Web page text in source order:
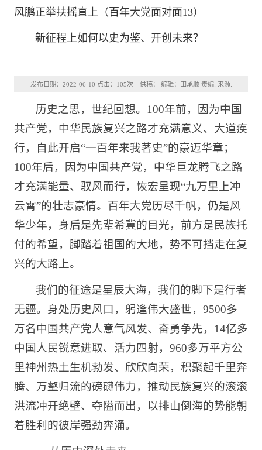
风鹏正举扶摇直上（百年大党面对面13）
——新征程上如何以史为鉴、开创未来？
发布日期：2022-06-10 点击： 105次 供稿： 编辑：田承顺 责编: 来源:
历史之思，世纪回想。100年前，因为中国
共产党，中华民族复兴之路才充满意义、大道疾
行，自此开启“一百年来我著史”的豪迈华章；
100年后，因为中国共产党，中华巨龙腾飞之路
才充满能量、驭风而行，恢宏呈现“九万里上冲
云霄”的壮志豪情。百年大党历尽千帆，仍是风
华少年，身后是先辈希冀的目光，前方是民族托
付的希望，脚踏着祖国的大地，势不可挡走在复
兴的大路上。
我们的征途是星辰大海，我们的脚下是行者
无疆。身处历史风口，躬逢伟大盛世，9500多
万名中国共产党人意气风发、奋勇争先，14亿多
中国人民锐意进取、活力四射，960多万平方公
里神州热土生机勃发、欣欣向荣，积聚起千里奔
腾、万壑归流的磅礴伟力，推动民族复兴的滚滚
洪流冲开绝壁、夺隘而出，以排山倒海的势能朝
着胜利的彼岸强劲奔涌。